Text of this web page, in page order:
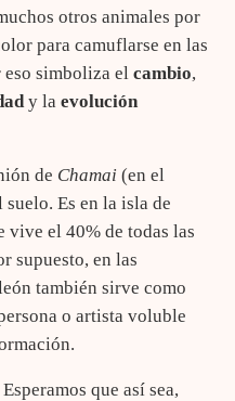
otros animales por
para camuflarse en las
eso simboliza el cambio,
y la evolución
de Chamai (en el
Es en la isla de
vive el 40% de todas las
supuesto, en las
también sirve como
o artista voluble
que así sea,